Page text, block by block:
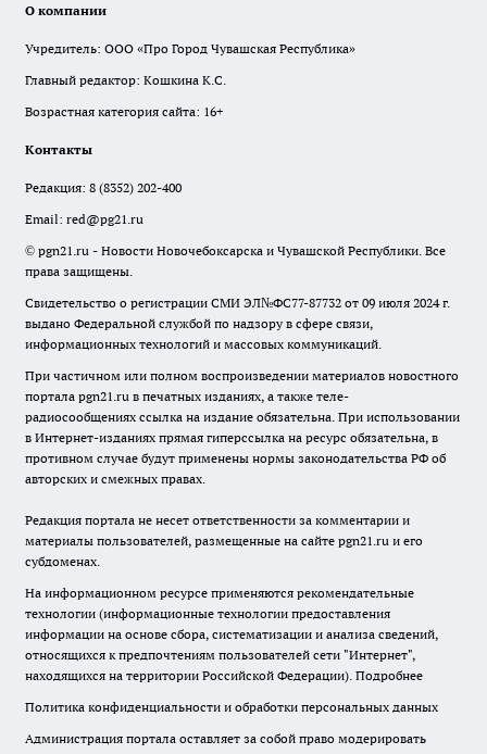
О компании
Учредитель: ООО «Про Город Чувашская Республика»
Главный редактор: Кошкина К.С.
Возрастная категория сайта: 16+
Контакты
Редакция: 8 (8352) 202-400
Email: red@pg21.ru
© pgn21.ru - Новости Новочебоксарска и Чувашской Республики. Все
права защищены.
Свидетельство о регистрации СМИ ЭЛ№ФС77-87732 от 09 июля 2024 г.
выдано Федеральной службой по надзору в сфере связи,
информационных технологий и массовых коммуникаций.
При частичном или полном воспроизведении материалов новостного
портала pgn21.ru в печатных изданиях, а также теле-
радиосообщениях ссылка на издание обязательна. При использовании
в Интернет-изданиях прямая гиперссылка на ресурс обязательна, в
противном случае будут применены нормы законодательства РФ об
авторских и смежных правах.
Редакция портала не несет ответственности за комментарии и
материалы пользователей, размещенные на сайте pgn21.ru и его
субдоменах.
На информационном ресурсе применяются рекомендательные
технологии (информационные технологии предоставления
информации на основе сбора, систематизации и анализа сведений,
относящихся к предпочтениям пользователей сети "Интернет",
находящихся на территории Российской Федерации). Подробнее
Политика конфиденциальности и обработки персональных данных
Администрация портала оставляет за собой право модерировать